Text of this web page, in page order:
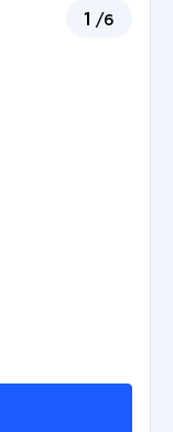
1 /6